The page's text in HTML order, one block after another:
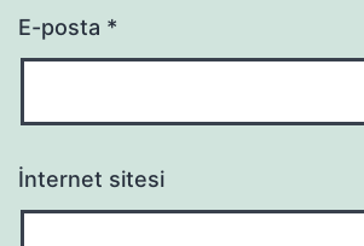
E-posta *
İnternet sitesi